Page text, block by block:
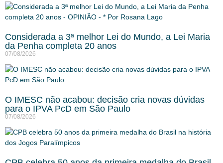
Considerada a 3ª melhor Lei do Mundo, a Lei Maria
da Penha completa 20 anos
07/08/2026
O IMESC não acabou: decisão cria novas dúvidas
para o IPVA PcD em São Paulo
07/08/2026